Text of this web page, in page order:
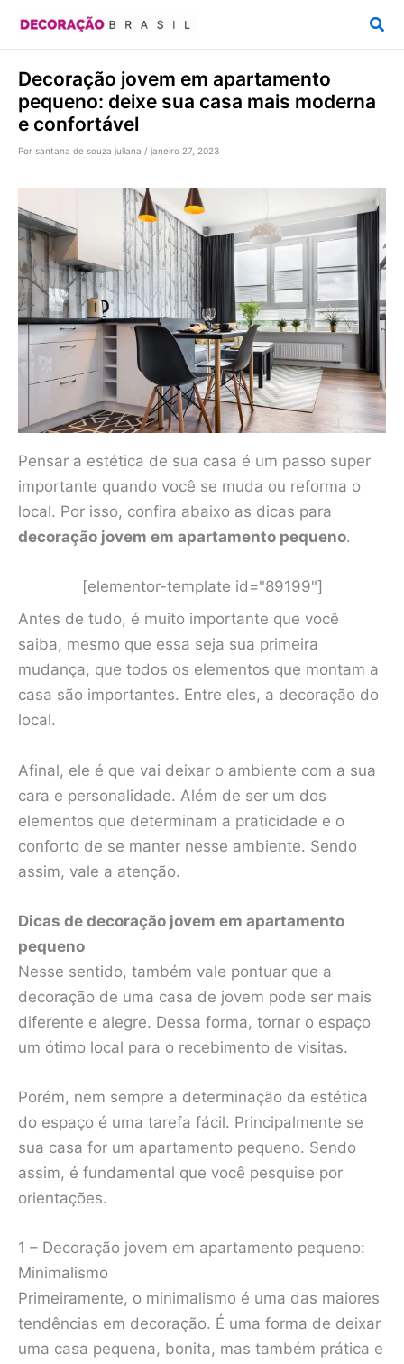
conteúdo
Decoração jovem em apartamento
pequeno: deixe sua casa mais moderna
e confortável
Por santana de souza juliana / janeiro 27, 2023
Pensar a estética de sua casa é um passo super
importante quando você se muda ou reforma o
local. Por isso, confira abaixo as dicas para
decoração jovem em apartamento pequeno.
[elementor-template id="89199"]
Antes de tudo, é muito importante que você
saiba, mesmo que essa seja sua primeira
mudança, que todos os elementos que montam a
casa são importantes. Entre eles, a decoração do
local.
Afinal, ele é que vai deixar o ambiente com a sua
cara e personalidade. Além de ser um dos
elementos que determinam a praticidade e o
conforto de se manter nesse ambiente. Sendo
assim, vale a atenção.
Dicas de decoração jovem em apartamento
pequeno
Nesse sentido, também vale pontuar que a
decoração de uma casa de jovem pode ser mais
diferente e alegre. Dessa forma, tornar o espaço
um ótimo local para o recebimento de visitas.
Porém, nem sempre a determinação da estética
do espaço é uma tarefa fácil. Principalmente se
sua casa for um apartamento pequeno. Sendo
assim, é fundamental que você pesquise por
orientações.
1 – Decoração jovem em apartamento pequeno:
Minimalismo
Primeiramente, o minimalismo é uma das maiores
tendências em decoração. É uma forma de deixar
uma casa pequena, bonita, mas também prática e